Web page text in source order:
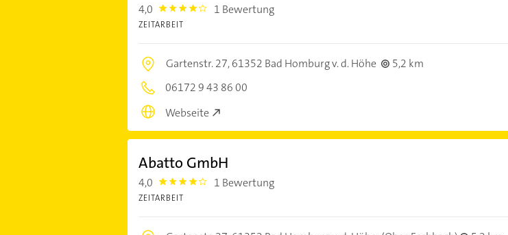
4,0 4.0 1 Bewertung
ZEITARBEIT
Gartenstr. 27,61352 Bad Homburg v. d. Höhe
5,2 km
06172 9 43 86 00
Webseite
Abatto GmbH
4,0 4.0 1 Bewertung
ZEITARBEIT